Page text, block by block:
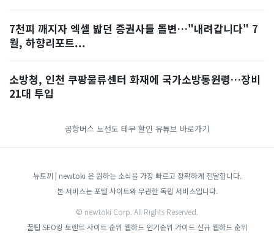
7천피 깨지자 엑셀 밟던 증권사들 돌변…"내려갑니다" 7
월, 하향리포트...
소방청, 인천 쿠팡물류센터 화재에 국가소방동원령…장비
21대 투입
공항버스 노선도 테무 할인 유튜브 바로가기
뉴토끼 | newtoki 은 원하는 소식을 가장 빠르고 정확하게 전달합니다.
본 서비스는 포털 사이트와 무관한 독립 서비스입니다.
© newtoki Corp. All Rights Reserved.
꿀팁 SEO킹 토렌트 사이트 순위 웹하드 인기순위 가이드 신규 웹하드 순위